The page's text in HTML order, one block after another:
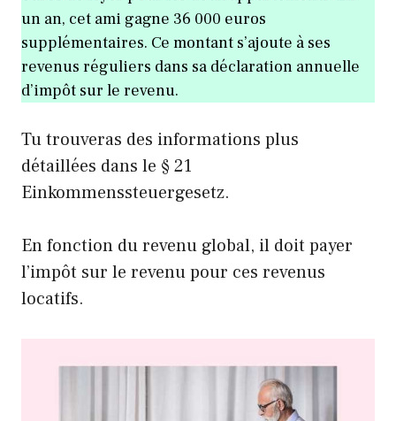
un an, cet ami gagne 36 000 euros
supplémentaires. Ce montant s’ajoute à ses
revenus réguliers dans sa déclaration annuelle
d’impôt sur le revenu.
Tu trouveras des informations plus
détaillées dans le § 21
Einkommenssteuergesetz.
En fonction du revenu global, il doit payer
l’impôt sur le revenu pour ces revenus
locatifs.